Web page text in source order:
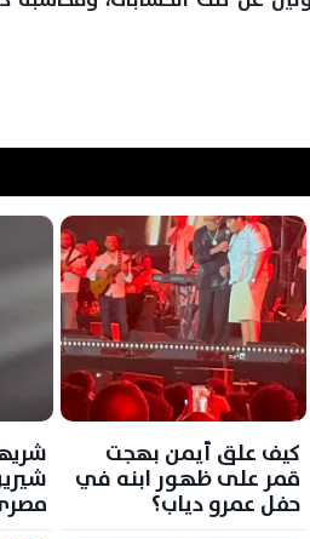
كيف علق أيمن بهجت
قمر على ظهور ابنه في
حفل عمرو دياب؟